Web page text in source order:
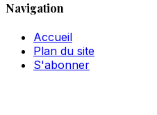
Navigation
Accueil
Plan du site
S'abonner